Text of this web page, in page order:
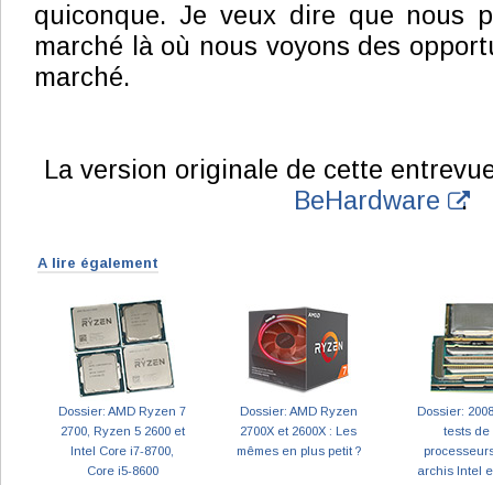
quiconque. Je veux dire que nous
marché là où nous voyons des
marché.
La version originale de cette
BeHardware
.
A lire également
Dossier: AMD Ryzen 7
2700, Ryzen 5 2600 et
Intel Core i7-8700,
Core i5-8600
Dossier: AMD Ryzen
2700X et 2600X : Les
mêmes en plus petit ?
Dossier:
tests de
archis Intel